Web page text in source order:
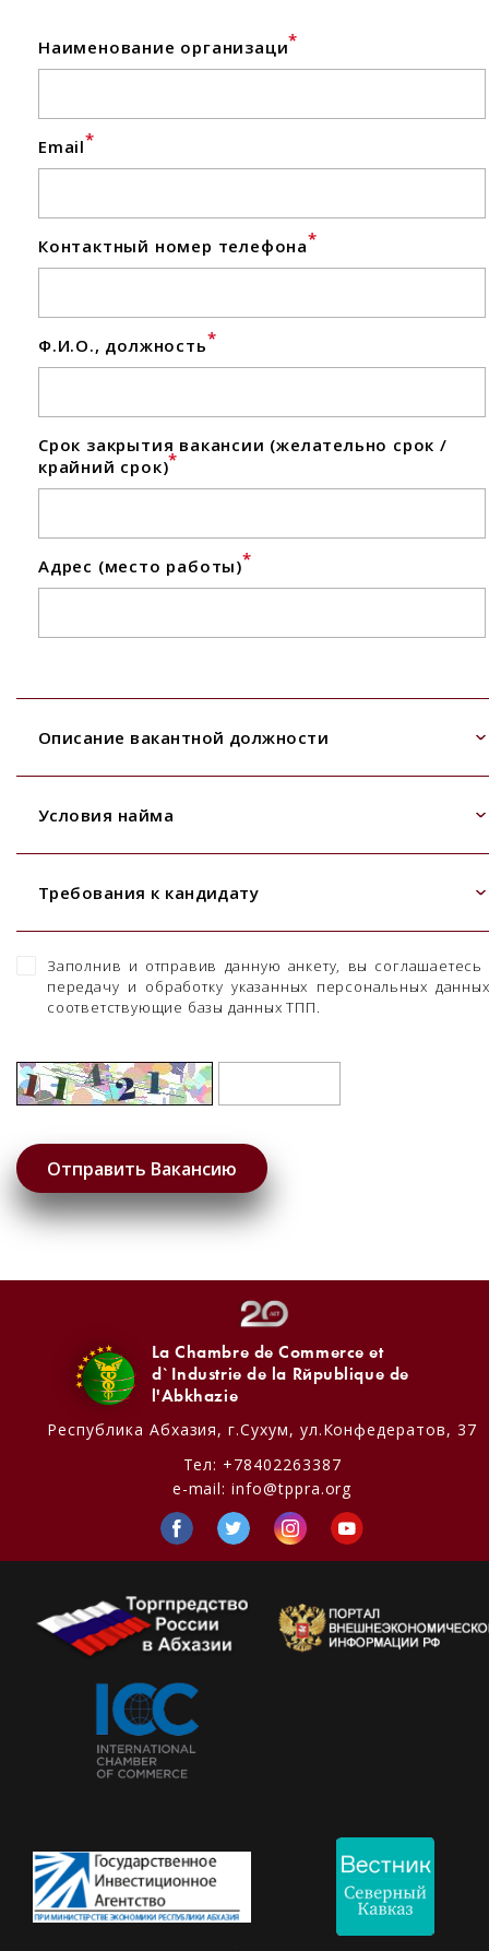
Наименование организаци*
Email*
Контактный номер телефона*
Ф.И.О., должность*
Срок закрытия вакансии (желательно срок /
крайний срок)*
Адрес (место работы)*
Описание вакантной должности
Условия найма
Требования к кандидату
Заполнив и отправив данную анкету, вы соглашаетесь
передачу и обработку указанных персональных
соответствующие базы данных ТПП.
La Chambre de Commerce et
d`Industrie de la République de
l'Abkhazie
Республика Абхазия, г.Сухум, ул.Конфедератов, 37
Тел: +78402263387
e-mail:info@tppra.org